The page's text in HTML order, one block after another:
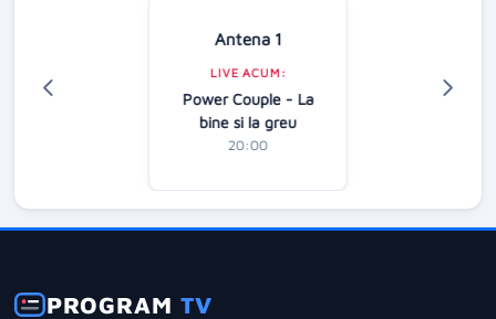
Antena 1
LIVE ACUM:
Power Couple - La
bine si la greu
20:00
PROGRAMTV